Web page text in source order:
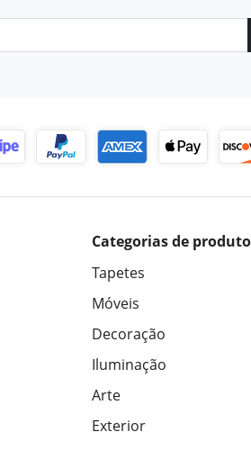
Categorias de
Tapetes
Móveis
Decoração
Iluminação
Arte
Exterior